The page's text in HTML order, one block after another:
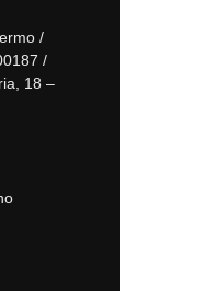
/
/
18 –